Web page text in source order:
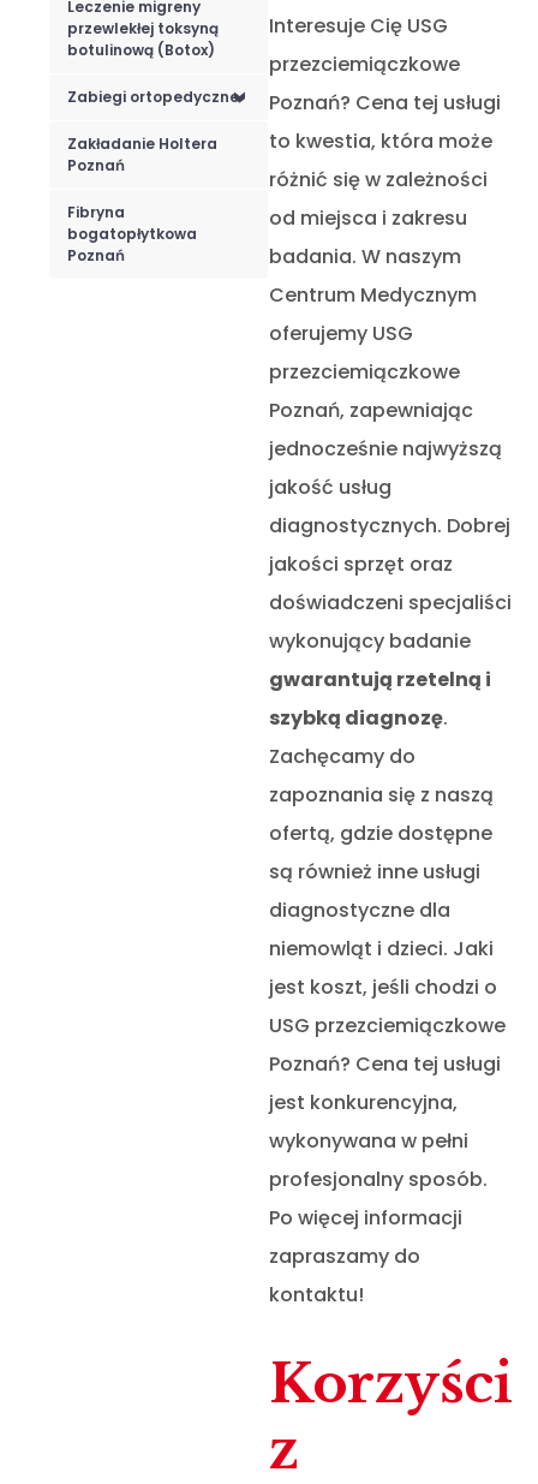
Leczenie migreny
przewlekłej toksyną
botulinową (Botox)
<
Zabiegi ortopedyczne
Zakładanie Holtera
Poznań
Fibryna
bogatopłytkowa
Poznań
Interesuje Cię USG
przezciemiączkowe
Poznań? Cena tej usługi
to kwestia, która może
różnić się w zależności
od miejsca i zakresu
badania. W naszym
Centrum Medycznym
oferujemy USG
przezciemiączkowe
Poznań, zapewniając
jednocześnie najwyższą
jakość usług
diagnostycznych. Dobrej
jakości sprzęt oraz
doświadczeni specjaliści
wykonujący badanie
gwarantują rzetelną i
szybką diagnozę.
Zachęcamy do
zapoznania się z naszą
ofertą, gdzie dostępne
są również inne usługi
diagnostyczne dla
niemowląt i dzieci. Jaki
jest koszt, jeśli chodzi o
USG przezciemiączkowe
Poznań? Cena tej usługi
jest konkurencyjna,
wykonywana w pełni
profesjonalny sposób.
Po więcej informacji
zapraszamy do
kontaktu!
Korzyści
z